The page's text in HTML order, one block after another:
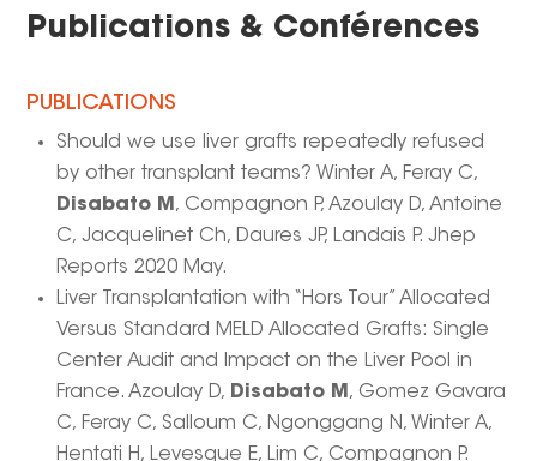
Publications & Conférences
PUBLICATIONS
Should we use liver grafts repeatedly refused
by other transplant teams? Winter A, Feray C,
Disabato M , Compagnon P, Azoulay D, Antoine
C, Jacquelinet Ch, Daures JP, Landais P. Jhep
Reports 2020 May.
Liver Transplantation with “Hors Tour” Allocated
Versus Standard MELD Allocated Grafts: Single
Center Audit and Impact on the Liver Pool in
France. Azoulay D, Disabato M , Gomez Gavara
C, Feray C, Salloum C, Ngonggang N, Winter A,
Hentati H, Levesque E, Lim C, Compagnon P.